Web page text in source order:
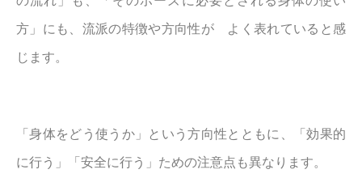
方」にも、流派の特徴や方向性が よく表れていると感
じます。
「身体をどう使うか」という方向性とともに、「効果的
に行う」「安全に行う」ための注意点も異なります。